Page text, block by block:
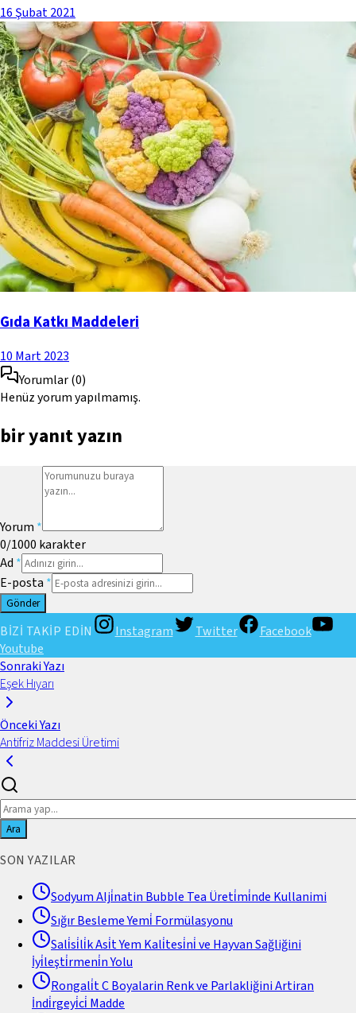
16 Şubat 2021
Gıda Katkı Maddeleri
10 Mart 2023
Yorumlar(0)
Henüz yorum yapılmamış.
bir yanıt yazın
Yorum *
0/1000 karakter
Ad *
E-posta *
Gönder
BİZİ TAKİP EDİN Instagram Twitter
Facebook
Youtube
Sonraki Yazı
Eşek Hıyarı
Önceki Yazı
Antifriz Maddesi Üretimi
Ara
SON YAZILAR
Sodyum Alji̇natin Bubble Tea Üreti̇mi̇nde Kullanimi
Sığır Besleme Yemi̇ Formülasyonu
Sali̇si̇li̇k Asi̇t Yem Kali̇tesi̇ni̇ ve Hayvan Sağliğini
İyi̇leşti̇rmeni̇n Yolu
Rongali̇t C Boyalarin Renk ve Parlakliğini Artiran
İndi̇rgeyi̇ci̇ Madde